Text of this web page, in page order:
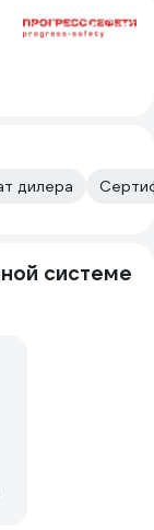
дилера
системе